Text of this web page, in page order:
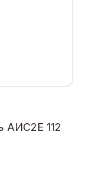
АИС2Е 112